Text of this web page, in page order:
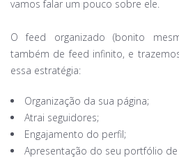
vamos falar um pouco sobre ele.
O feed organizado (bonito
também de feed infinito, e
essa estratégia:⠀
Organização da sua página;⠀
Atrai seguidores;⠀
Engajamento do perfil;⠀
Apresentação do seu portfólio de